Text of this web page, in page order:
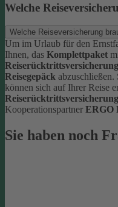
Welche
Welche Reiseversicherung
Um im Urlaub für den
Ihnen, das Komplettpaket
Reiserücktrittsversicherung
Reisegepäck abzuschließen.
können sich auf Ihrer Reise
Reiserücktrittsversicherung
Kooperationspartner ERGO
Sie haben noch